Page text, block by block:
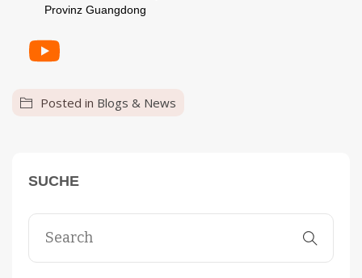
Provinz Guangdong
Posted in Blogs & News
SUCHE